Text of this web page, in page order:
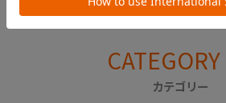
CATEGORY
カテゴリー